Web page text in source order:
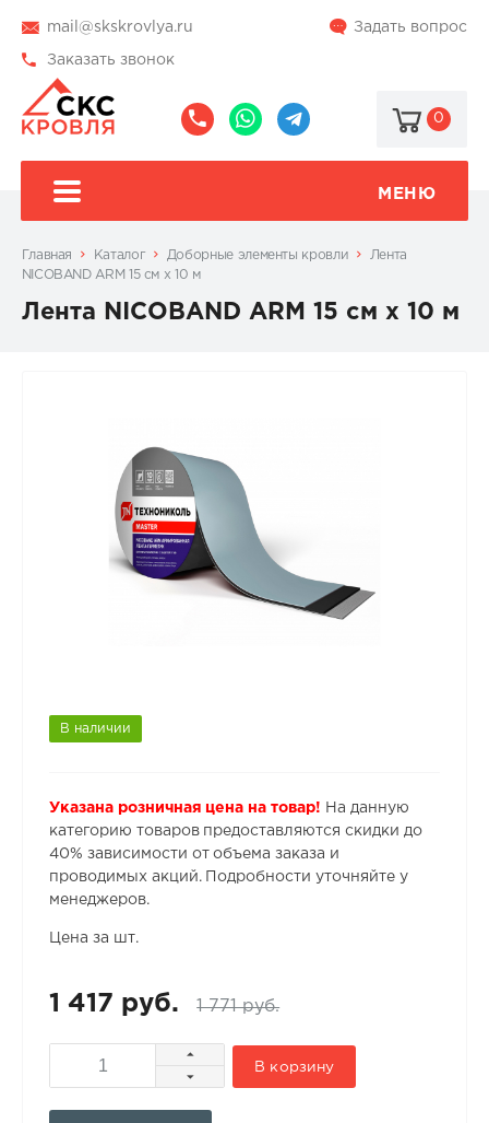
mail@skskrovlya.ru Задать вопрос
Заказать звонок
0
МЕНЮ
Главная Каталог Доборные элементы кровли
Лента
NICOBAND ARM 15 см х 10 м
Лента NICOBAND ARM 15 см х 10 м
В наличии
Указана розничная цена на товар! На данную
категорию товаров предоставляются скидки до
40% зависимости от объема заказа и
проводимых акций. Подробности уточняйте у
менеджеров.
Цена за шт.
1 417 руб. 1 771 руб.
В корзину